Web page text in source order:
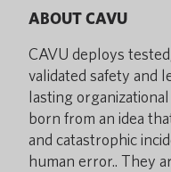
ABOUT CAVU
CAVU deploys
validated safety and
lasting
born from an idea
and catastrophic
human error.. They